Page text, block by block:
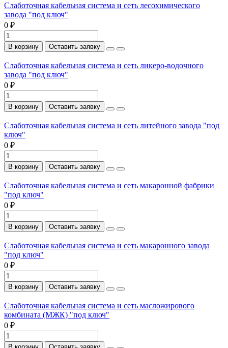
Слаботочная кабельная система и сеть лесохимического
завода "под ключ"
0 ₽
В корзину Оставить заявку
Слаботочная кабельная система и сеть ликеро-водочного
завода "под ключ"
0 ₽
В корзину Оставить заявку
Слаботочная кабельная система и сеть литейного завода "под
ключ"
0 ₽
В корзину Оставить заявку
Слаботочная кабельная система и сеть макаронной фабрики
"под ключ"
0 ₽
В корзину Оставить заявку
Слаботочная кабельная система и сеть макаронного завода
"под ключ"
0 ₽
В корзину Оставить заявку
Слаботочная кабельная система и сеть масложирового
комбината (МЖК) "под ключ"
0 ₽